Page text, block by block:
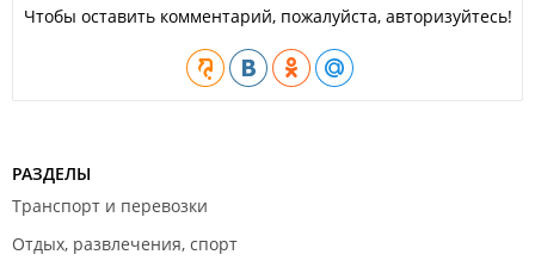
Чтобы оставить комментарий, пожалуйста, авторизуйтесь!
РАЗДЕЛЫ
Транспорт и перевозки
Отдых, развлечения, спорт